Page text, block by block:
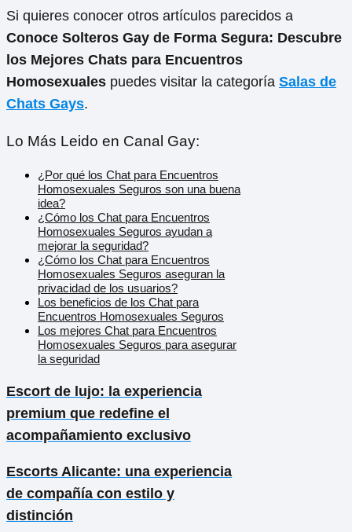
Si quieres conocer otros artículos parecidos a
Conoce Solteros Gay de Forma Segura: Descubre
los Mejores Chats para Encuentros
Homosexuales puedes visitar la categoría Salas de
Chats Gays.
Lo Más Leido en Canal Gay:
¿Por qué los Chat para Encuentros
Homosexuales Seguros son una buena
idea?
¿Cómo los Chat para Encuentros
Homosexuales Seguros ayudan a
mejorar la seguridad?
¿Cómo los Chat para Encuentros
Homosexuales Seguros aseguran la
privacidad de los usuarios?
Los beneficios de los Chat para
Encuentros Homosexuales Seguros
Los mejores Chat para Encuentros
Homosexuales Seguros para asegurar
la seguridad
Escort de lujo: la experiencia
premium que redefine el
acompañamiento exclusivo
Escorts Alicante: una experiencia
de compañía con estilo y
distinción